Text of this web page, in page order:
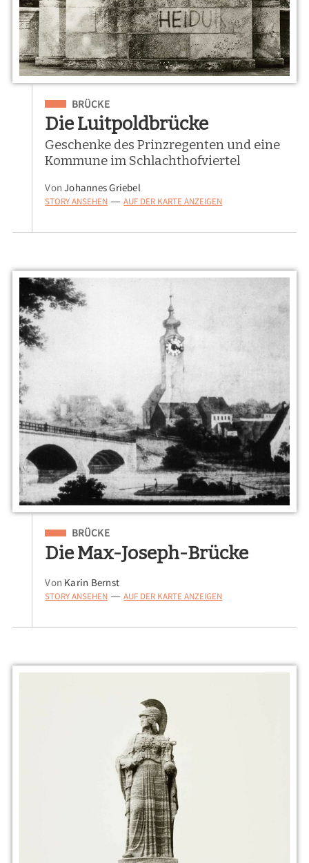
Eingeordnet unter
BRÜCKE
Die Luitpoldbrücke
Geschenke des Prinzregenten und eine
Kommune im Schlachthofviertel
VonJohannes Griebel
STORY ANSEHEN — AUF DER KARTE ANZEIGEN
Eingeordnet unter
BRÜCKE
Die Max-Joseph-Brücke
Von Karin Bernst
STORY ANSEHEN — AUF DER KARTE ANZEIGEN